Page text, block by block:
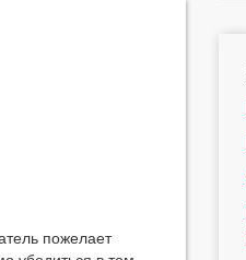
пожелает